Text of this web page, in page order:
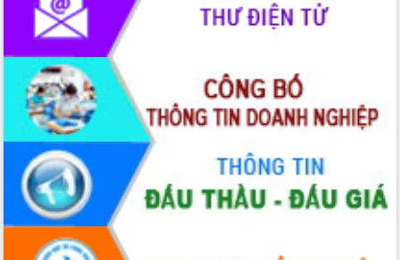
Lễ truy điệu và an táng hài cốt liệt sĩ
tại Nghĩa trang Liệt sĩ xã Sơn Hòa
Bàn giải pháp tháo gỡ khó khăn trong
xuất khẩu sầu riêng và triển khai quy
định EUDR
Thứ trưởng Bộ Nông nghiệp và Môi
trường Nguyễn Hoàng Hiệp khảo sát
vùng trồng và doanh nghiệp đóng gói
sầu riêng tại Đắk Lắk
Trình diễn nghệ thuật chế biến các
món ăn từ sầu riêng
Đắk Lắk công bố Quy hoạch và xúc
tiến đầu tư tỉnh